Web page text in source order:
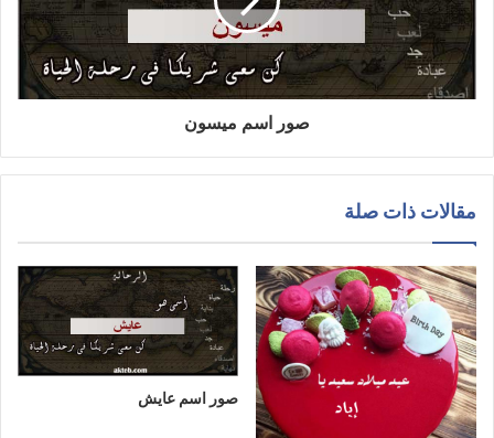
صور اسم ميسون
مقالات ذات صلة
صور اسم عايش